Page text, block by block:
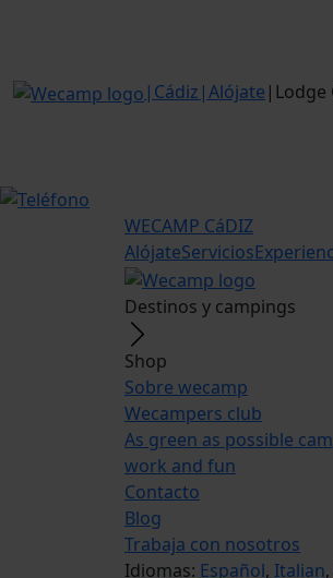
| Cádiz |Alójate | Lodge
WECAMP CáDIZ
AlójateServicios
Destinos y campings
Shop
Sobre wecamp
Wecampers club
As green as possible
work and fun
Contacto
Blog
Trabaja con nosotros
Idiomas: Español, Italian,